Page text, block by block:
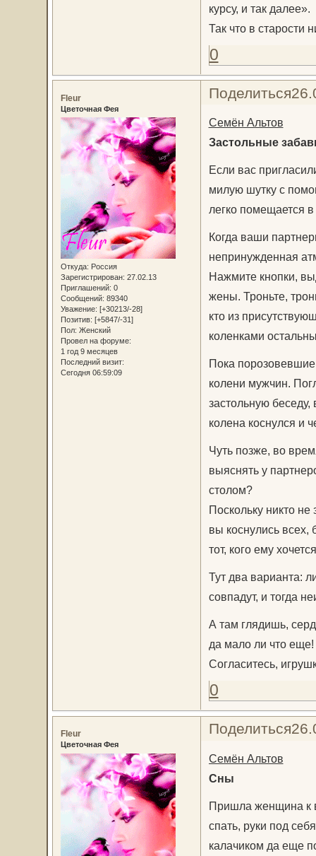
курсу, и так далее».
Так что в старости
0
Поделиться
Fleur
Цветочная Фея
Откуда: Россия
Зарегистрирован: 27.02.13
Приглашений: 0
Сообщений: 89340
Уважение: [+30213/-28]
Позитив: [+5847/-31]
Пол: Женский
Провел на форуме:
1 год 9 месяцев
Последний визит:
Сегодня 06:59:09
Семён Альтов
Застольные
Если вас
милую шутку с
легко помещается
Когда ваши
непринужденная
Нажмите кнопки,
жены. Троньте,
кто из
коленками
Пока
колени мужчин.
застольную
колена коснулся и
Чуть позже, во
выяснять у
столом?
Поскольку никто
вы коснулись всех,
тот, кого ему
Тут два варианта:
совпадут, и тогда
А там глядишь,
да мало ли что еще!
Согласитесь,
0
Поделиться
Fleur
Цветочная Фея
Семён Альтов
Сны
Пришла женщина к
спать, руки под
калачиком да еще